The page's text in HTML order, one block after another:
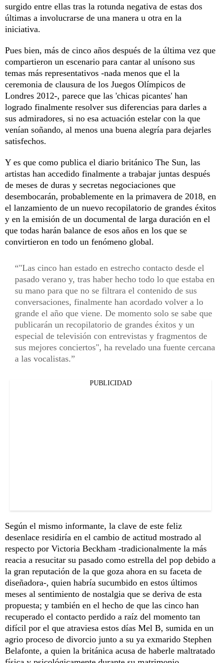
surgido entre ellas tras la rotunda negativa de estas dos
últimas a involucrarse de una manera u otra en la
iniciativa.
Pues bien, más de cinco años después de la última vez que
compartieron un escenario para cantar al unísono sus
temas más representativos -nada menos que el la
ceremonia de clausura de los Juegos Olímpicos de
Londres 2012-, parece que las 'chicas picantes' han
logrado finalmente resolver sus diferencias para darles a
sus admiradores, si no esa actuación estelar con la que
venían soñando, al menos una buena alegría para dejarles
satisfechos.
Y es que como publica el diario británico The Sun, las
artistas han accedido finalmente a trabajar juntas después
de meses de duras y secretas negociaciones que
desembocarán, probablemente en la primavera de 2018, en
el lanzamiento de un nuevo recopilatorio de grandes éxitos
y en la emisión de un documental de larga duración en el
que todas harán balance de esos años en los que se
convirtieron en todo un fenómeno global.
"Las cinco han estado en estrecho contacto desde el
pasado verano y, tras haber hecho todo lo que estaba en
su mano para que no se filtrara el contenido de sus
conversaciones, finalmente han acordado volver a lo
grande el año que viene. De momento solo se sabe que
publicarán un recopilatorio de grandes éxitos y un
especial de televisión con entrevistas y fragmentos de
sus mejores conciertos", ha revelado una fuente cercana
a las vocalistas.
PUBLICIDAD
Según el mismo informante, la clave de este feliz
desenlace residiría en el cambio de actitud mostrado al
respecto por Victoria Beckham -tradicionalmente la más
reacia a resucitar su pasado como estrella del pop debido a
la gran reputación de la que goza ahora en su faceta de
diseñadora-, quien habría sucumbido en estos últimos
meses al sentimiento de nostalgia que se deriva de esta
propuesta; y también en el hecho de que las cinco han
recuperado el contacto perdido a raíz del momento tan
difícil por el que atraviesa estos días Mel B, sumida en un
agrio proceso de divorcio junto a su ya exmarido Stephen
Belafonte, a quien la británica acusa de haberle maltratado